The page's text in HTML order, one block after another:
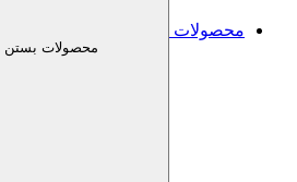
محصولات
محصولات بستن